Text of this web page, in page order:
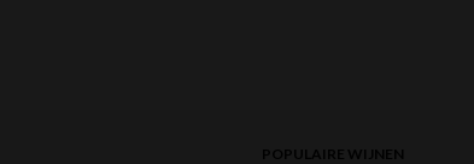
POPULAIRE WIJNEN